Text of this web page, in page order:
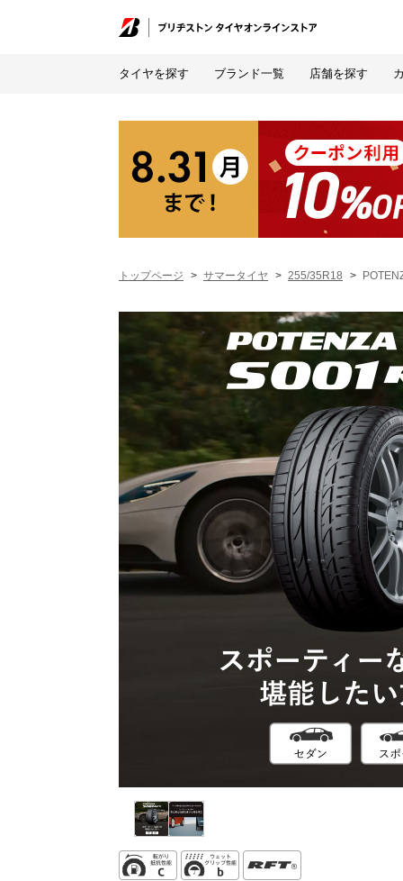
タイヤを探す ブランド一覧 店舗を探す
トップページ サマータイヤ 255/35R18